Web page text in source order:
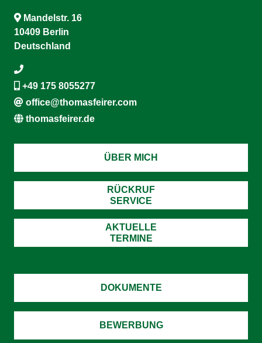
Mandelstr. 16
10409 Berlin
Deutschland
+49 175 8055277
office@thomasfeirer.com
thomasfeirer.de
ÜBER MICH
RÜCKRUF
SERVICE
AKTUELLE
TERMINE
DOKUMENTE
BEWERBUNG